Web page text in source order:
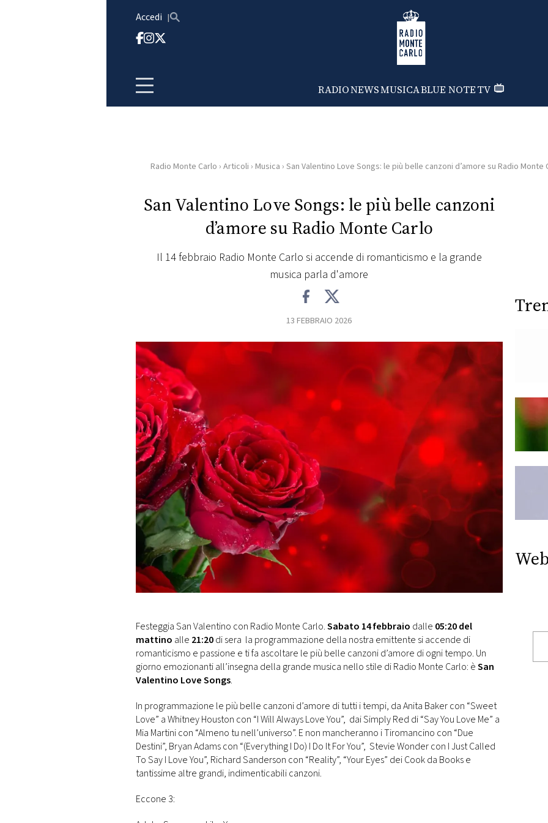
Accedi Radio Monte Carlo
RADIONEWSMUSICABLUE NOTETV
HOME
RADIO
RADIO
FOTO
CONCORSI
EVENTI
VIDEO
TV
PRINCIPATO
MONACO
Radio Monte Carlo › Articoli › Musica › San Valentino Love Songs: le più belle canzoni d’amore su Radio Monte
San Valentino Love Songs: le più belle canzoni
d’amore su Radio Monte Carlo
Il 14 febbraio Radio Monte Carlo si accende di romanticismo e la grande
musica parla d'amore
13 FEBBRAIO 2026
Festeggia San Valentino con Radio Monte Carlo.Sabato 14 febbraio dalle 05:20 del
mattino alle 21:20di sera la programmazione della nostra emittente si accende di
romanticismo e passione e ti fa ascoltare le più belle canzoni d’amore di ogni tempo. Un
giorno emozionanti all’insegna della grande musica nello stile di Radio Monte Carlo: èSan
Valentino Love Songs.
In programmazione le più belle canzoni d’amore di tutti i tempi, da Anita Baker con “Sweet
Love” a Whitney Houston con “I Will Always Love You”, dai Simply Red di “Say You Love Me” a
Mia Martini con “Almeno tu nell’universo”. E non mancheranno i Tiromancino con “Due
Destini”, Bryan Adams con “(Everything I Do) I Do It For You”, Stevie Wonder con I Just Called
To Say I Love You”, Richard Sanderson con “Reality”, “Your Eyes” dei Cook da Books e
tantissime altre grandi, indimenticabili canzoni.
Eccone 3: